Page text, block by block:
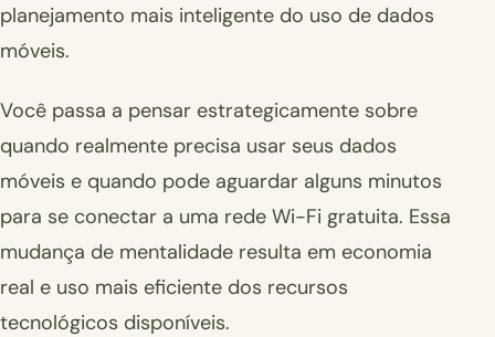
planejamento mais inteligente do uso de dados
móveis.
Você passa a pensar estrategicamente sobre
quando realmente precisa usar seus dados
móveis e quando pode aguardar alguns minutos
para se conectar a uma rede Wi-Fi gratuita. Essa
mudança de mentalidade resulta em economia
real e uso mais eficiente dos recursos
tecnológicos disponíveis.